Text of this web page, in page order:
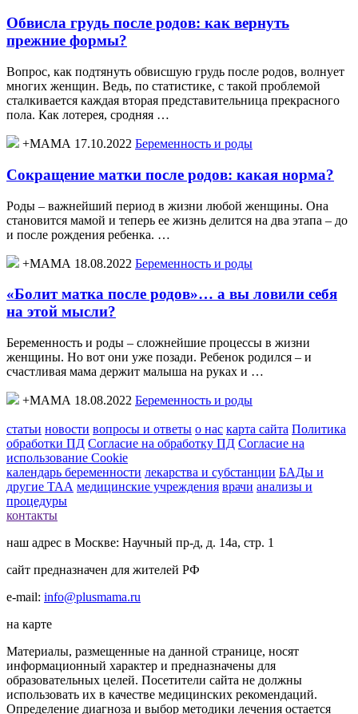
Обвисла грудь после родов: как вернуть
прежние формы?
Вопрос, как подтянуть обвисшую грудь после родов, волнует
многих женщин. Ведь, по статистике, с такой проблемой
сталкивается каждая вторая представительница прекрасного
пола. Как лотерея, сродняя …
+МАМА 17.10.2022 Беременность и роды
Сокращение матки после родов: какая норма?
Роды – важнейший период в жизни любой женщины. Она
становится мамой и теперь ее жизнь делится на два этапа – до
и после рождения ребенка. …
+МАМА 18.08.2022 Беременность и роды
«Болит матка после родов»… а вы ловили себя
на этой мысли?
Беременность и роды – сложнейшие процессы в жизни
женщины. Но вот они уже позади. Ребенок родился – и
счастливая мама держит малыша на руках и …
+МАМА 18.08.2022 Беременность и роды
статьи новости вопросы и ответы о нас карта сайта Политика
обработки ПД Согласие на обработку ПД Согласие на
использование Cookie
календарь беременности лекарства и субстанции БАДы и
другие ТАА медицинские учреждения врачи анализы и
процедуры
контакты
наш адрес в Москве: Научный пр-д, д. 14а, стр. 1
сайт предназначен для жителей РФ
e-mail: info@plusmama.ru
на карте
Материалы, размещенные на данной странице, носят
информационный характер и предназначены для
образовательных целей. Посетители сайта не должны
использовать их в качестве медицинских рекомендаций.
Определение диагноза и выбор методики лечения остается